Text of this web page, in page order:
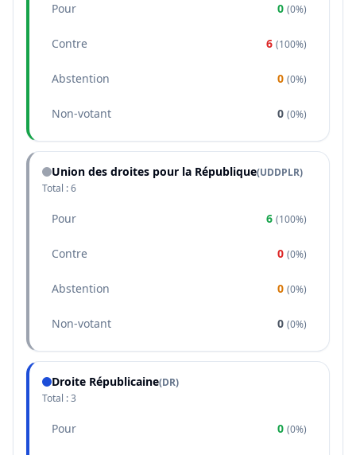
Pour 0 (0%)
Contre 6 (100%)
Abstention 0 (0%)
Non-votant 0 (0%)
Union des droites pour la République(UDDPLR)
Total :6
Pour 6 (100%)
Contre 0 (0%)
Abstention 0 (0%)
Non-votant 0 (0%)
Droite Républicaine(DR)
Total :3
Pour 0 (0%)